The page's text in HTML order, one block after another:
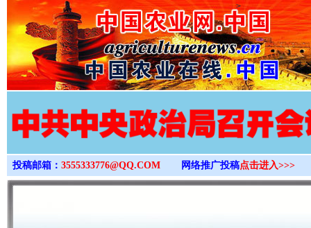
>
投稿邮箱： 3555333776@QQ.COM 网络推广投稿点击进入>>>